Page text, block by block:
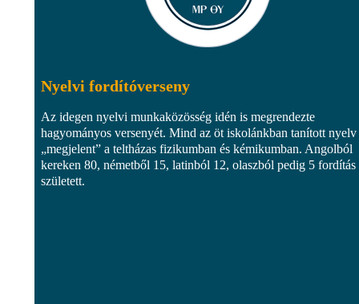
Nyelvi fordítóverseny
Az idegen nyelvi munkaközösség idén is megrendezte
hagyományos versenyét. Mind az öt iskolánkban tanított nyelv
„megjelent” a teltházas fizikumban és kémikumban. Angolból
kereken 80, németből 15, latinból 12, olaszból pedig 5 fordítás
született.